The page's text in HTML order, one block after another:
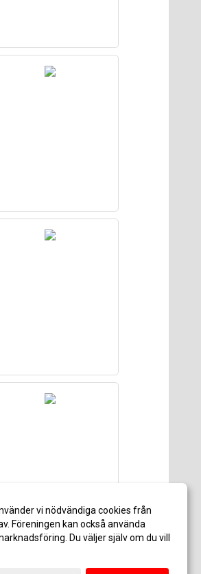
vi nödvändiga cookies från
Föreningen kan också använda
Du väljer själv om du vill